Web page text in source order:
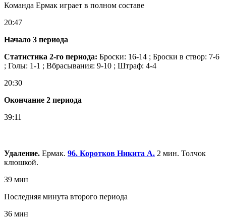
Команда Ермак играет в полном составе
20:47
Начало 3 периода
Статистика 2-го периода: Броски: 16-14 ; Броски в створ: 7-6
; Голы: 1-1 ; Вбрасывания: 9-10 ; Штраф: 4-4
20:30
Окончание 2 периода
39:11
Удаление. Ермак. 96. Коротков Никита А. 2 мин. Толчок
клюшкой.
39 мин
Последняя минута второго периода
36 мин